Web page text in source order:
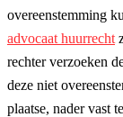
overeenstemming
advocaat huurrecht
rechter verzoeken
deze niet
plaatse, nader vast